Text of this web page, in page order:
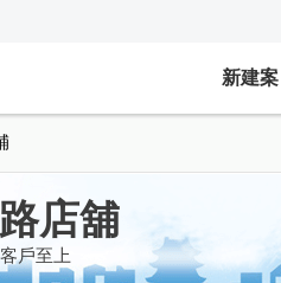
新建案
店舖
戶至上